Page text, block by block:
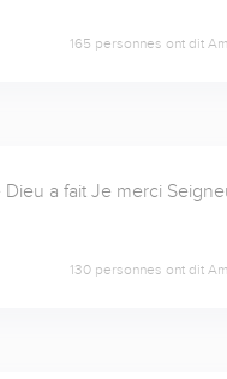
165 personnes ont dit
a fait Je merci
130 personnes ont dit